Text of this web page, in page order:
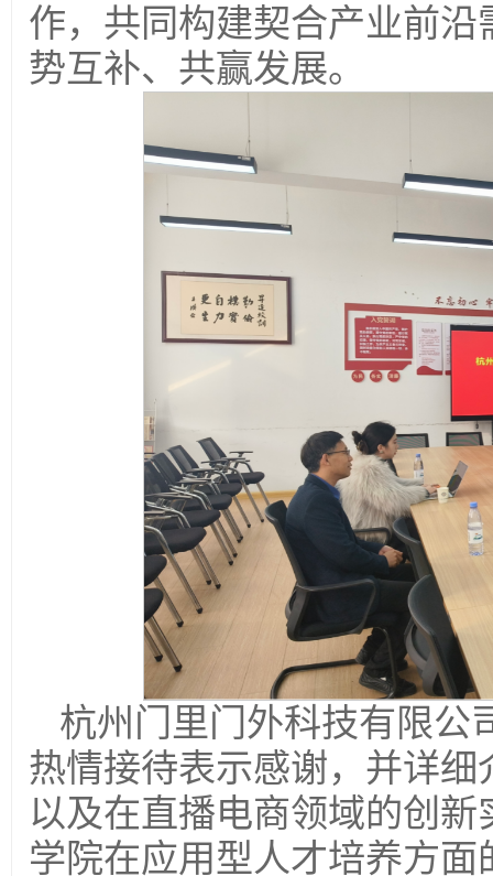
作，共同构建契合产业前
势互补、共赢发展。
杭州门里门外科技有限公
热情接待表示感谢，并详
以及在直播电商领域的创
学院在应用型人才培养方